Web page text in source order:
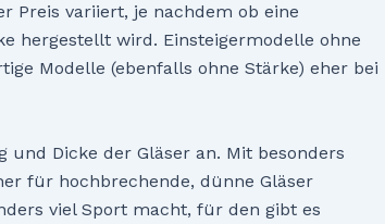
Preis variiert, je nachdem ob eine
hergestellt wird. Einsteigermodelle ohne
Modelle (ebenfalls ohne Stärke) eher bei
Dicke der Gläser an. Mit besonders
für hochbrechende, dünne Gläser
viel Sport macht, für den gibt es